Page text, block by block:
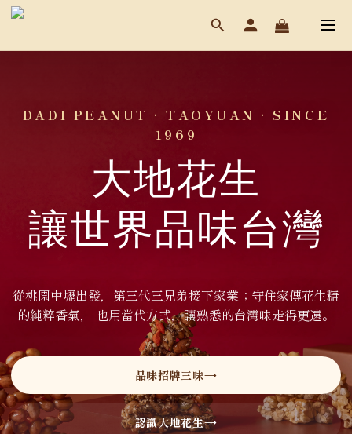
DADI PEANUT · TAOYUAN · SINCE
1969
大地花生
讓世界品味台灣
從桃園中壢出發，第三代三兄弟接下家業；守住家傳花生糖
的純粹香氣， 也用當代方式，讓熟悉的台灣味走得更遠。
品味招牌三味
認識大地花生